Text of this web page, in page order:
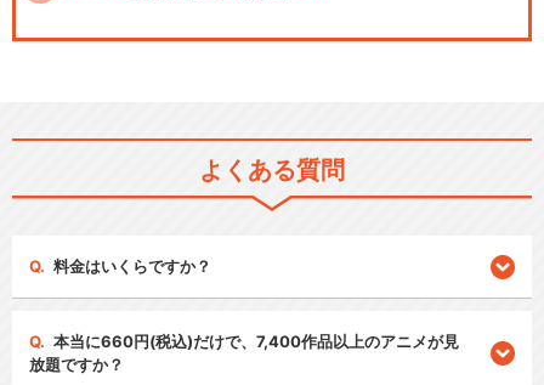
よくある質問
料金はいくらですか？
本当に660円(税込)だけで、7,400作品以上のアニメが見
放題ですか？